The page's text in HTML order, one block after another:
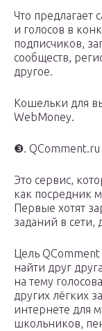
Что предлагает
и голосов в
подписчиков,
сообществ,
другое.
Кошельки для
WebMoney.
❸. QComment.ru
Это сервис,
как посредник
Первые хотят
заданий в сети,
Цель
найти друг
на тему
других лёгких
интернете для
школьников,